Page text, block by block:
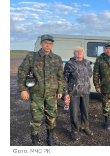
Фото: МЧС РК